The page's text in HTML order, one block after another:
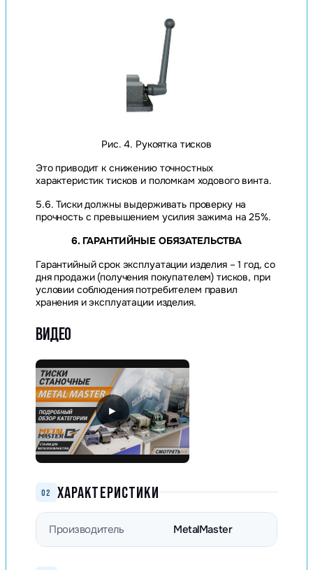
Рис. 4. Рукоятка тисков
Это приводит к снижению точностных
характеристик тисков и поломкам ходового винта.
5.6. Тиски должны выдерживать проверку на
прочность с превышением усилия зажима на 25%.
6. ГАРАНТИЙНЫЕ ОБЯЗАТЕЛЬСТВА
Гарантийный срок эксплуатации изделия – 1 год, со
дня продажи (получения покупателем) тисков, при
условии соблюдения потребителем правил
хранения и эксплуатации изделия.
ВИДЕО
►
02 ХАРАКТЕРИСТИКИ
Производитель MetalMaster